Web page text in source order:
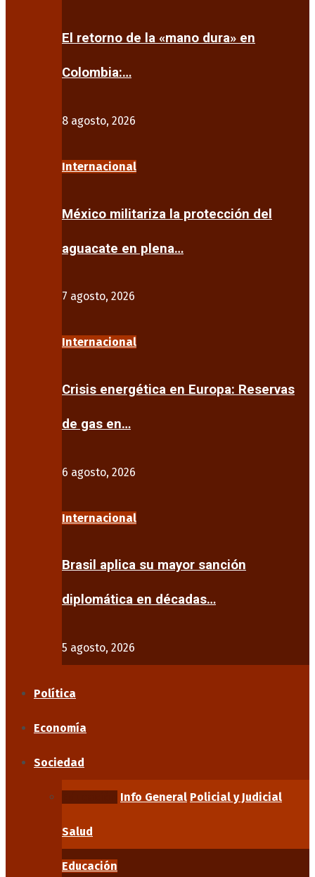
El retorno de la «mano dura» en
Colombia:…
8 agosto, 2026
Internacional
México militariza la protección del
aguacate en plena…
7 agosto, 2026
Internacional
Crisis energética en Europa: Reservas
de gas en…
6 agosto, 2026
Internacional
Brasil aplica su mayor sanción
diplomática en décadas…
5 agosto, 2026
Política
Economía
Sociedad
Info General Policial y Judicial
Salud
Educación